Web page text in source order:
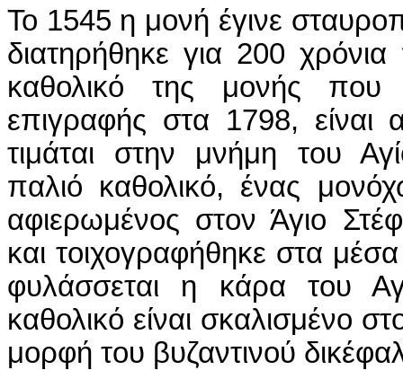
Το 1545 η μονή έγινε
διατηρήθηκε για 200
καθολικό της μονής που
επιγραφής στα 1798, είναι
τιμάται στην μνήμη του
παλιό καθολικό, ένας
αφιερωμένος στον Άγιο
και τοιχογραφήθηκε στα
φυλάσσεται η κάρα του
καθολικό είναι σκαλισμένο
μορφή του βυζαντινού